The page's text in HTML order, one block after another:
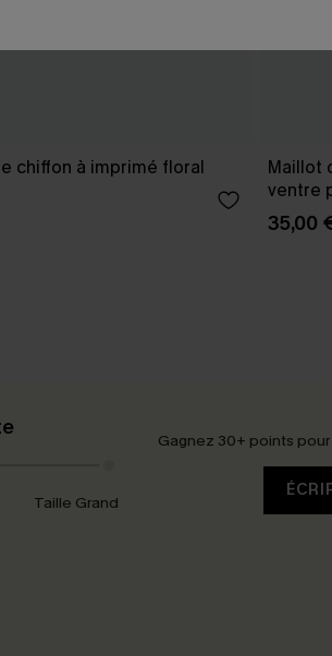
chiffon à imprimé floral
Maillot
ventre
35,00
Taille Grand
Gagnez 30+ points